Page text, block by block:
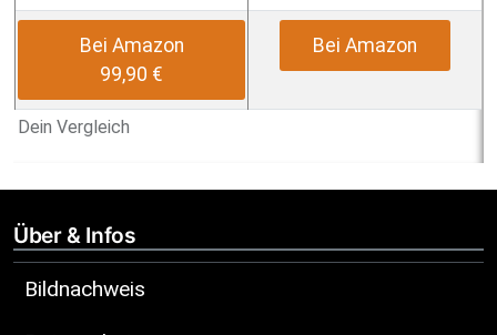
Dein Vergleich
Bei Amazon
99,90 €
Bei Amazon
Über & Infos
Bildnachweis